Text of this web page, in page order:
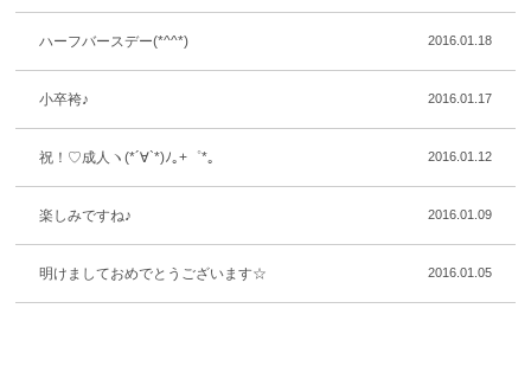
ハーフバースデー(*^^*) 2016.01.18
小卒袴♪ 2016.01.17
祝！♡成人ヽ(*´∀`*)ﾉ｡+゜*｡ 2016.01.12
楽しみですね♪ 2016.01.09
明けましておめでとうございます☆ 2016.01.05